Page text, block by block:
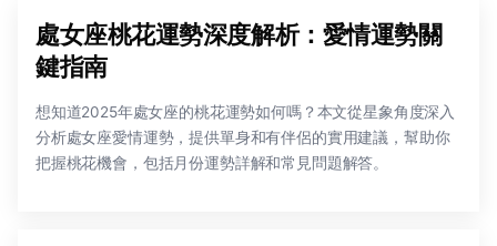
處女座桃花運勢深度解析：愛情運勢關
鍵指南
想知道2025年處女座的桃花運勢如何嗎？本文從星象角度深入
分析處女座愛情運勢，提供單身和有伴侶的實用建議，幫助你
把握桃花機會，包括月份運勢詳解和常見問題解答。